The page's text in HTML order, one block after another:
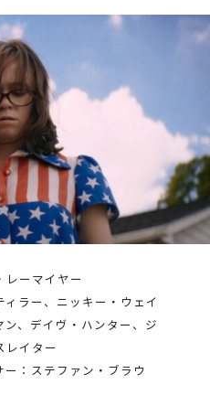
レーマイヤー
ラー、ニッキー・ウェイ
、デイヴ・ハンター、ジ
レイター
：ステファン・ブラウ